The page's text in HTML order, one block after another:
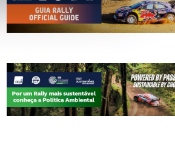
de análise, com parceiros
com o seu
sua experiência de